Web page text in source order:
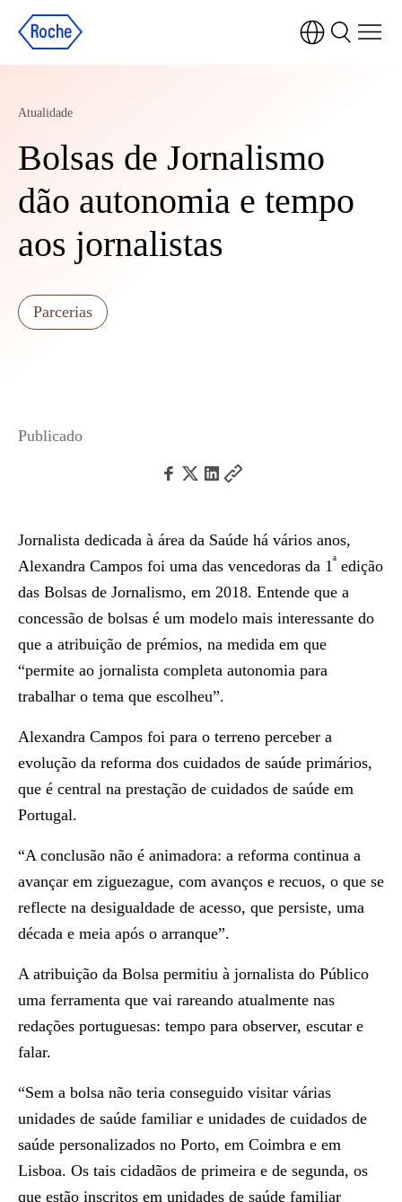
Atualidade
Bolsas de Jornalismo
dão autonomia e tempo
aos jornalistas
Parcerias
Publicado
Jornalista dedicada à área da Saúde há vários anos,
Alexandra Campos foi uma das vencedoras da 1ª edição
das Bolsas de Jornalismo, em 2018. Entende que a
concessão de bolsas é um modelo mais interessante do
que a atribuição de prémios, na medida em que
“permite ao jornalista completa autonomia para
trabalhar o tema que escolheu”.
Alexandra Campos foi para o terreno perceber a
evolução da reforma dos cuidados de saúde primários,
que é central na prestação de cuidados de saúde em
Portugal.
“A conclusão não é animadora: a reforma continua a
avançar em ziguezague, com avanços e recuos, o que se
reflecte na desigualdade de acesso, que persiste, uma
década e meia após o arranque”.
A atribuição da Bolsa permitiu à jornalista do Público
uma ferramenta que vai rareando atualmente nas
redações portuguesas: tempo para observer, escutar e
falar.
“Sem a bolsa não teria conseguido visitar várias
unidades de saúde familiar e unidades de cuidados de
saúde personalizados no Porto, em Coimbra e em
Lisboa. Os tais cidadãos de primeira e de segunda, os
que estão inscritos em unidades de saúde familiar